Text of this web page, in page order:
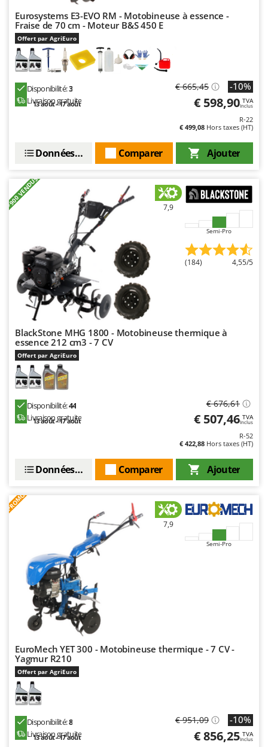
Eurosystems E3-EVO RM - Motobineuse à essence -
Fraise de 70 cm - Moteur B&S 450 E
Offert par AgriEuro
Disponibilité:3
Livraison gratuite
13 août - 17 août
€ 665,45 -10%
€ 598,90 TVA
Inclus
R-22
€ 499,08 Hors taxes (HT)
Ajouter
Comparer
Données techniques
+900 VENDUS 7,9
Semi-Pro
(184) 4,55/5
BlackStone MHG 1800 - Motobineuse thermique à
essence 212 cm3 - 7 CV
Offert par AgriEuro
Disponibilité:44
Livraison gratuite
13 août - 17 août
€ 676,61
€ 507,46 TVA
Inclus
R-52
€ 422,88 Hors taxes (HT)
Ajouter
Comparer
Données techniques
PROMO
7,9
Semi-Pro
EuroMech YET 300 - Motobineuse thermique - 7 CV -
Yagmur R210
Offert par AgriEuro
Disponibilité:8
Livraison gratuite
13 août - 17 août
€ 951,09 -10%
€ 856,25 TVA
Inclus